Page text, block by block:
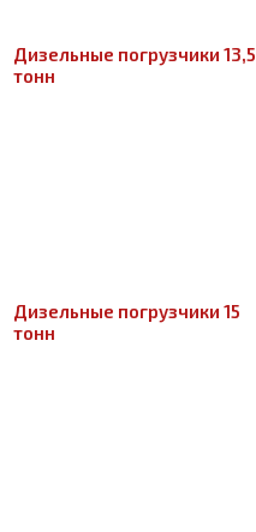
Дизельные погрузчики 13,5
тонн
Дизельные погрузчики 15
тонн